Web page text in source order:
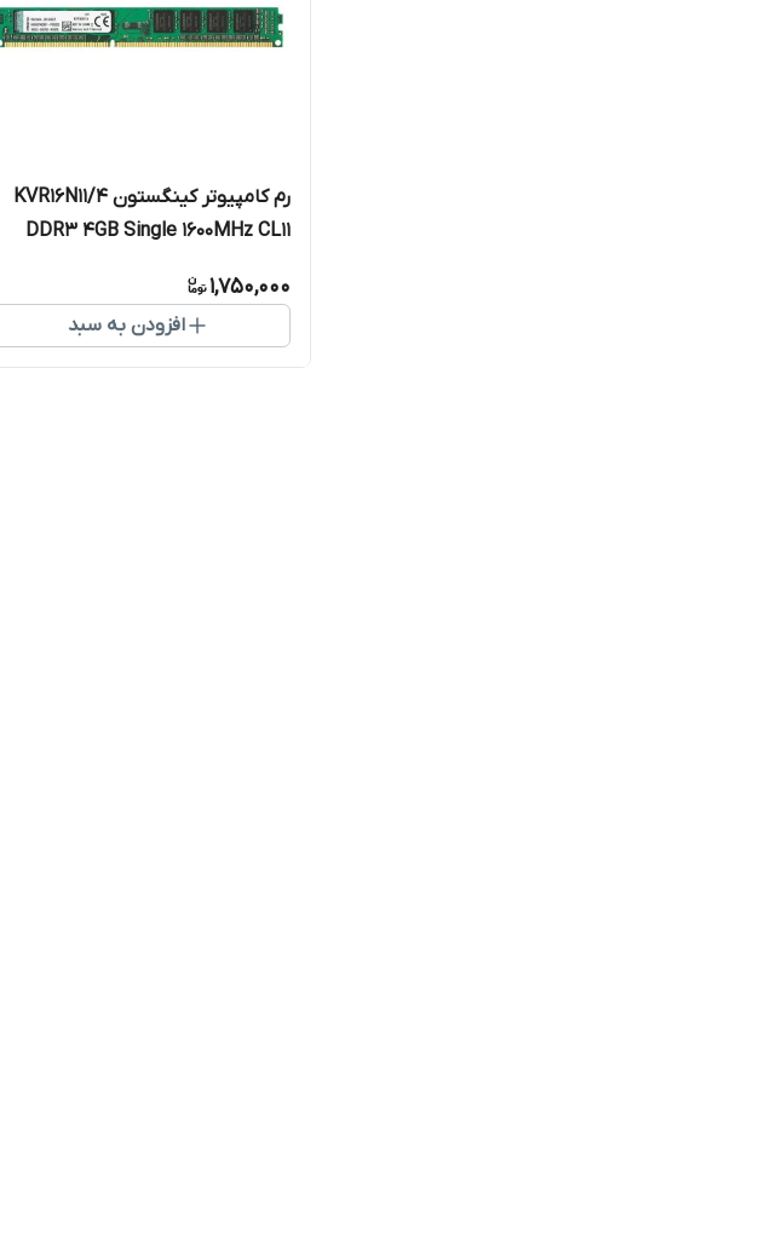
رم کامپیوتر کینگستون KVR16N11/4
DDR3 4GB Single 1600MHz CL11
1,750,000
افزودن به سبد